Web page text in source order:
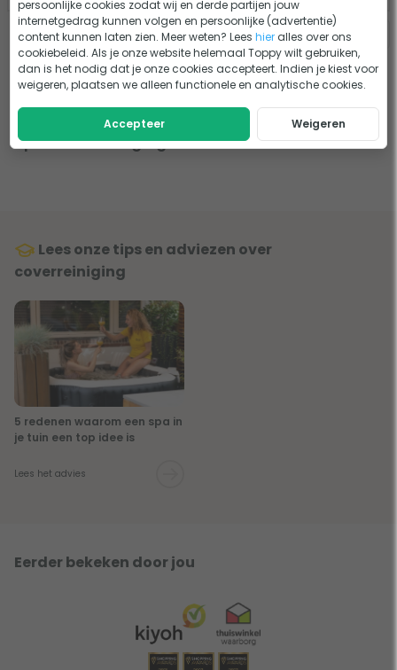
Spa cover reinigingsmiddel
Lees onze tips en adviezen over
coverreiniging
5 redenen waarom een spa in
je tuin een top idee is
Lees het advies
Eerder bekeken door jou
persoonlijke cookies zodat wij en derde partijen jouw
internetgedrag kunnen volgen en persoonlijke (advertentie)
content kunnen laten zien. Meer weten? Leeshier alles over ons
cookiebeleid. Als je onze website helemaal Toppy wilt gebruiken,
dan is het nodig dat je onze cookies accepteert. Indien je kiest voor
weigeren, plaatsen we alleen functionele en analytische cookies.
Accepteer Weigeren